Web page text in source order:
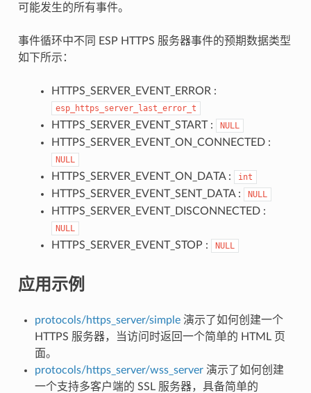
可能发生的所有事件。
事件循环中不同 ESP HTTPS 服务器事件的预期数据类型
如下所示：
HTTPS_SERVER_EVENT_ERROR :
esp_https_server_last_error_t
HTTPS_SERVER_EVENT_START : NULL
HTTPS_SERVER_EVENT_ON_CONNECTED :
NULL
HTTPS_SERVER_EVENT_ON_DATA : int
HTTPS_SERVER_EVENT_SENT_DATA : NULL
HTTPS_SERVER_EVENT_DISCONNECTED :
NULL
HTTPS_SERVER_EVENT_STOP : NULL
应用示例
protocols/https_server/simple演示了如何创建一个
HTTPS 服务器，当访问时返回一个简单的 HTML 页
面。
protocols/https_server/wss_server演示了如何创建
一个支持多客户端的 SSL 服务器，具备简单的